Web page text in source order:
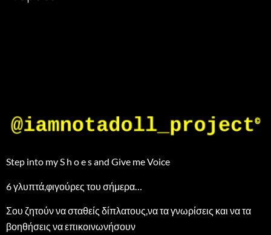
Step into my S h o e s and Give me Voice
6 γλυπτά,φιγούρες του σήμερα…
Σου ζητούν να σταθείς δίπλατους,να τα γνωρίσεις και να τα
βοηθήσεις να επικοινωνήσουν